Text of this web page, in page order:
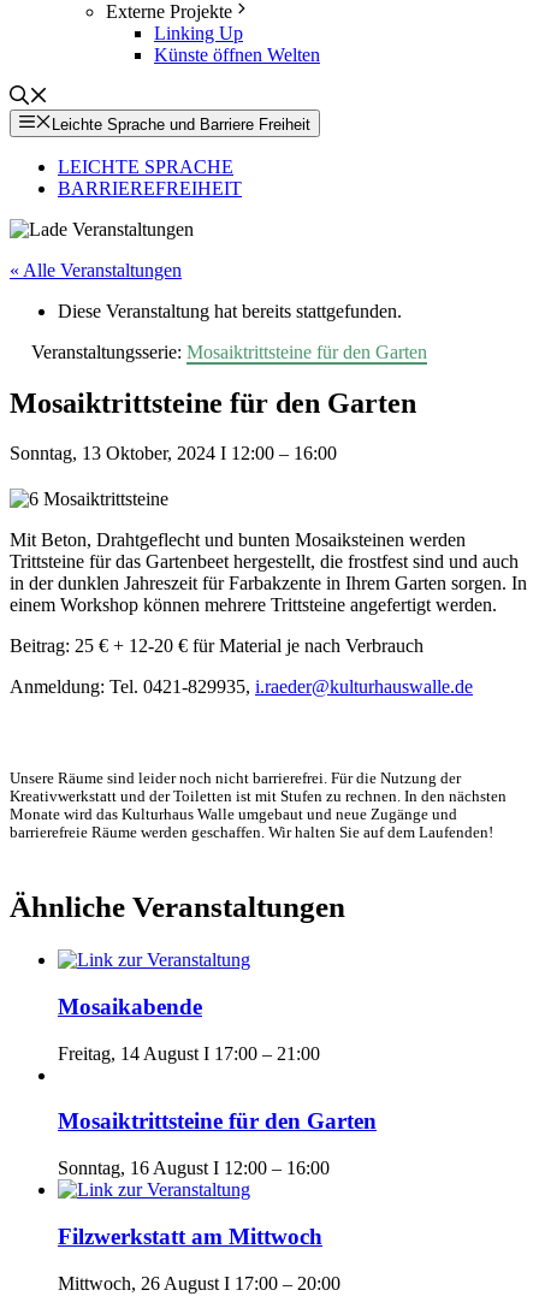
Externe Projekte
Linking Up
Künste öffnen Welten
Leichte Sprache und Barriere Freiheit
LEICHTE SPRACHE
BARRIEREFREIHEIT
« Alle Veranstaltungen
Diese Veranstaltung hat bereits stattgefunden.
Veranstaltungsserie: Mosaiktrittsteine für den Garten
Mosaiktrittsteine für den Garten
Sonntag, 13 Oktober, 2024 I 12:00 – 16:00
Mit Beton, Drahtgeflecht und bunten Mosaiksteinen werden
Trittsteine für das Gartenbeet hergestellt, die frostfest sind und auch
in der dunklen Jahreszeit für Farbakzente in Ihrem Garten sorgen. In
einem Workshop können mehrere Trittsteine angefertigt werden.
Beitrag: 25 € + 12-20 € für Material je nach Verbrauch
Anmeldung: Tel. 0421-829935, i.raeder@kulturhauswalle.de
Unsere Räume sind leider noch nicht barrierefrei. Für die Nutzung der
Kreativwerkstatt und der Toiletten ist mit Stufen zu rechnen. In den nächsten
Monate wird das Kulturhaus Walle umgebaut und neue Zugänge und
barrierefreie Räume werden geschaffen. Wir halten Sie auf dem Laufenden!
Ähnliche Veranstaltungen
Mosaikabende
Freitag, 14 August I 17:00 – 21:00
Mosaiktrittsteine für den Garten
Sonntag, 16 August I 12:00 – 16:00
Filzwerkstatt am Mittwoch
Mittwoch, 26 August I 17:00 – 20:00